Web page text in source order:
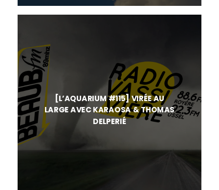
[L’AQUARIUM #115] VIRÉE AU
LARGE AVEC KARAOSA & THOMAS
DELPERIÉ